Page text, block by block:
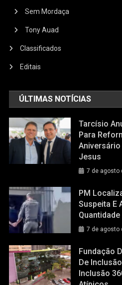
Sem Mordaça
Tony Auad
Classificados
Editais
ÚLTIMAS NOTÍCIAS
Tarcísio
Para
Aniversário
Jesus
7 de agosto
PM
Suspeita E
7 de agosto
Fundação
De
Inclusão